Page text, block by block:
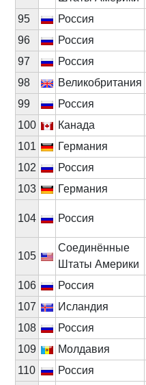
95 Россия
96
Россия
97
Россия
98
Великобритания
99
Россия
100
Канада
101
Германия
102
Россия
103
Германия
104 Россия
105
Соединённые
Штаты Америки
106 Россия
107
Исландия
108
Россия
109
Молдавия
110
Россия